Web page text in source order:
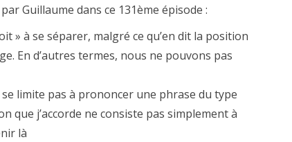
Guillaume dans ce 131ème épisode :
» à se séparer, malgré ce qu’en dit la position
En d’autres termes, nous ne pouvons pas
limite pas à prononcer une phrase du type
que j’accorde ne consiste pas simplement à
là